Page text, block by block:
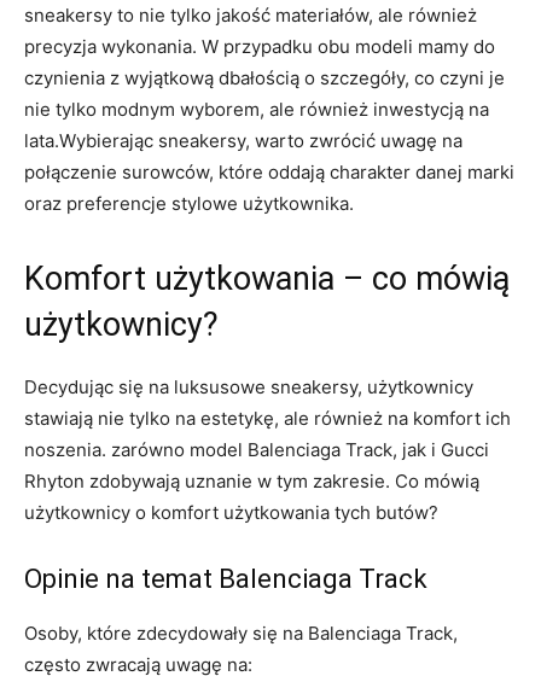
sneakersy to nie tylko jakość materiałów, ale również
precyzja wykonania. W przypadku obu modeli mamy do
czynienia z wyjątkową dbałością o szczegóły, co czyni je
nie tylko modnym wyborem, ale również inwestycją na
lata.Wybierając sneakersy, warto zwrócić uwagę na
połączenie surowców, które oddają charakter danej marki
oraz preferencje stylowe użytkownika.
Komfort użytkowania – co mówią
użytkownicy?
Decydując się na luksusowe sneakersy, użytkownicy
stawiają nie tylko na estetykę, ale również na komfort ich
noszenia. zarówno model Balenciaga Track, jak i Gucci
Rhyton zdobywają uznanie w tym zakresie. Co mówią
użytkownicy o komfort użytkowania tych butów?
Opinie na temat Balenciaga Track
Osoby, które zdecydowały się na Balenciaga Track,
często zwracają uwagę na: